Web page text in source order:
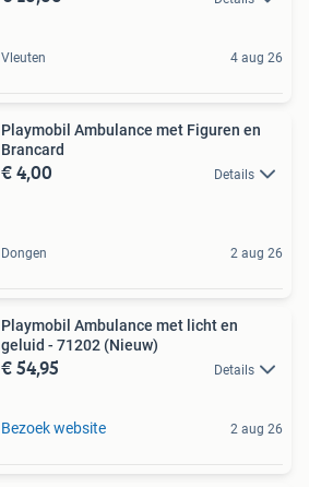
Vleuten 4 aug 26
Playmobil Ambulance met Figuren en
Brancard
€ 4,00 Details
Dongen 2 aug 26
Playmobil Ambulance met licht en
geluid - 71202 (Nieuw)
€ 54,95 Details
Bezoek website 2 aug 26